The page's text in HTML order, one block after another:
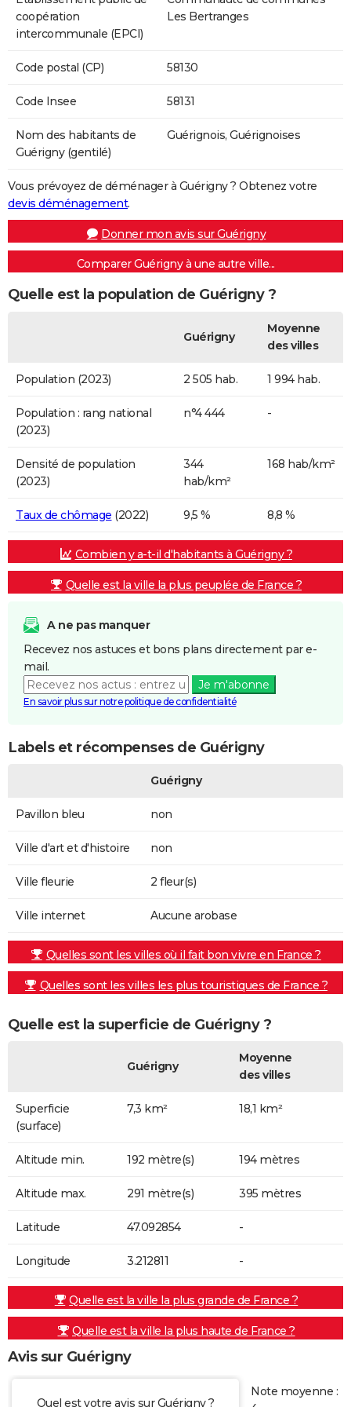
coopération
intercommunale (EPCI)
Les Bertranges
Code postal (CP) 58130
Code Insee 58131
Nom des habitants de
Guérigny (gentilé)
Guérignois, Guérignoises
Vous prévoyez de déménager à Guérigny ? Obtenez votre
devis déménagement.
Donner mon avis sur Guérigny
Comparer Guérigny à une autre ville...
Quelle est la population de Guérigny ?
Guérigny
Moyenne
des villes
Population (2023) 2 505 hab. 1 994 hab.
Population : rang national
(2023)
n°4 444 -
Densité de population
(2023)
344
hab/km²
168 hab/km²
Taux de chômage (2022) 9,5 % 8,8 %
Combien y a-t-il d'habitants à Guérigny ?
Quelle est la ville la plus peuplée de France ?
A ne pas manquer
Recevez nos astuces et bons plans directement par e-
mail.
Je m'abonne
En savoir plus sur notre politique de confidentialité
Labels et récompenses de Guérigny
Guérigny
Pavillon bleu non
Ville d'art et d'histoire non
Ville fleurie 2 fleur(s)
Ville internet Aucune arobase
Quelles sont les villes où il fait bon vivre en France ?
Quelles sont les villes les plus touristiques de France ?
Quelle est la superficie de Guérigny ?
Guérigny
Moyenne
des villes
Superficie
(surface)
7,3 km² 18,1 km²
Altitude min. 192 mètre(s) 194 mètres
Altitude max. 291 mètre(s) 395 mètres
Latitude 47.092854 -
Longitude 3.212811 -
Quelle est la ville la plus grande de France ?
Quelle est la ville la plus haute de France ?
Avis sur Guérigny
Quel est votre avis sur Guérigny ?
Note moyenne :